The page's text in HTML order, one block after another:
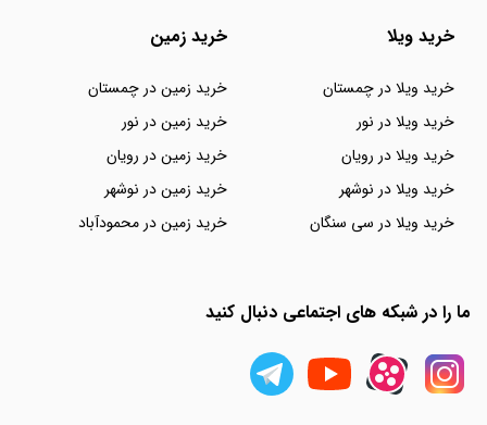
خرید ویلا
خرید ویلا در چمستان
خرید ویلا در نور
خرید ویلا در رویان
خرید ویلا در نوشهر
خرید ویلا در سی سنگان
خرید زمین
خرید زمین در چمستان
خرید زمین در نور
خرید زمین در رویان
خرید زمین در نوشهر
خرید زمین در محمودآباد
ما را در شبکه های اجتماعی دنبال کنید